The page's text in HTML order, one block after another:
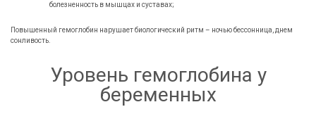
болезненность в мышцах и суставах;
Повышенный гемоглобин нарушает биологический ритм – ночью бессонница, днем
сонливость.
Уровень гемоглобина у
беременных